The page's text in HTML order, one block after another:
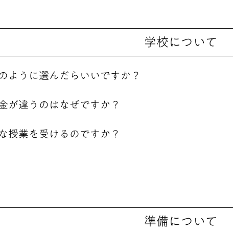
学校について
ように選んだらいいですか？
が違うのはなぜですか？
授業を受けるのですか？
準備について